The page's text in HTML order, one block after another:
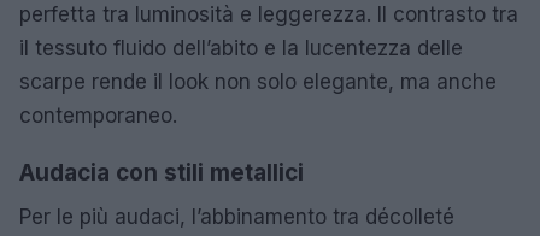
perfetta tra luminosità e leggerezza. Il contrasto tra
il tessuto fluido dell’abito e la lucentezza delle
scarpe rende il look non solo elegante, ma anche
contemporaneo.
Audacia con stili metallici
Per le più audaci, l’abbinamento tra décolleté